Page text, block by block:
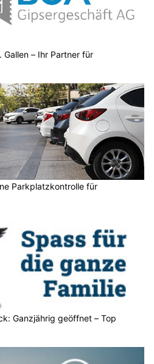
Gallen – Ihr Partner für
Parkplatzkontrolle für
Ganzjährig geöffnet – Top